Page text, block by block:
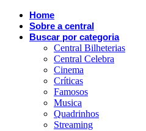
Home
Sobre a central
Buscar por categoria
Central Bilheterias
Central Celebra
Cinema
Críticas
Famosos
Musica
Quadrinhos
Streaming